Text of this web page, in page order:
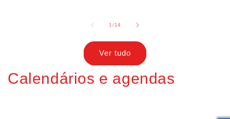
1 /de
14
Ver tudo
Calendários e agendas